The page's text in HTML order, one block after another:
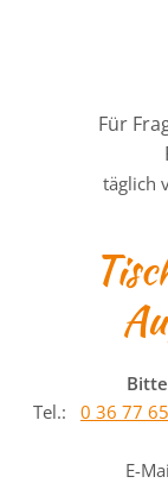
Für
täglich
Tel.:
0 36 77
E-